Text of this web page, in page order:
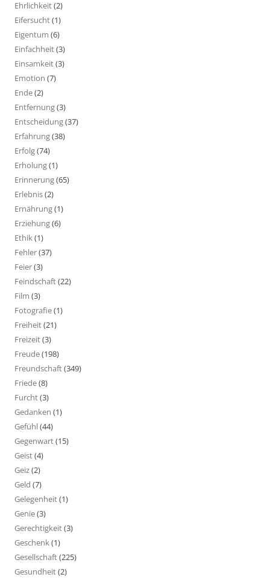
Ehrlichkeit(2)
Eifersucht(1)
Eigentum (6)
Einfachheit(3)
Einsamkeit(3)
Emotion (7)
Ende(2)
Entfernung(3)
Entscheidung(37)
Erfahrung(38)
Erfolg(74)
Erholung(1)
Erinnerung(65)
Erlebnis(2)
Ernährung(1)
Erziehung(6)
Ethik(1)
Fehler(37)
Feier(3)
Feindschaft(22)
Film (3)
Fotografie(1)
Freiheit(21)
Freizeit(3)
Freude(198)
Freundschaft(349)
Friede(8)
Furcht(3)
Gedanken (1)
Gefühl(44)
Gegenwart(15)
Geist(4)
Geiz(2)
Geld (7)
Gelegenheit(1)
Genie(3)
Gerechtigkeit(3)
Geschenk(1)
Gesellschaft(225)
Gesundheit(2)